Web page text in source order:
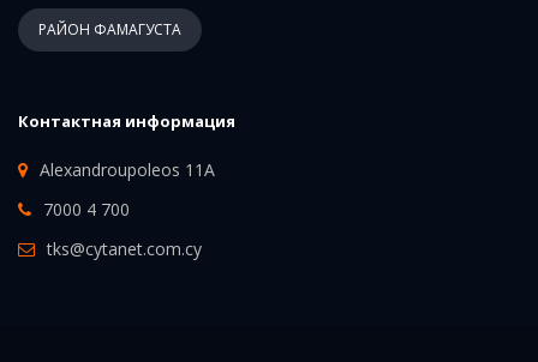
РАЙОН ФАМАГУСТА
Контактная информация
Alexandroupoleos 11A
7000 4 700
tks@cytanet.com.cy